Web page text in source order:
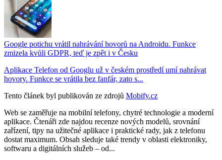
Google potichu vrátil nahrávání hovorů na Androidu. Funkce
zmizela kvůli GDPR, teď je zpět i v Česku
Aplikace Telefon od Googlu už v českém prostředí umí nahrávat
hovory. Funkce se vrátila bez fanfár, zato s...
Tento článek byl publikován ze zdrojů Mobify.cz
Web se zaměřuje na mobilní telefony, chytré technologie a moderní
aplikace. Čtenáři zde najdou recenze nových modelů, srovnání
zařízení, tipy na užitečné aplikace i praktické rady, jak z telefonu
dostat maximum. Obsah sleduje také trendy v oblasti elektroniky,
softwaru a digitálních služeb – od...